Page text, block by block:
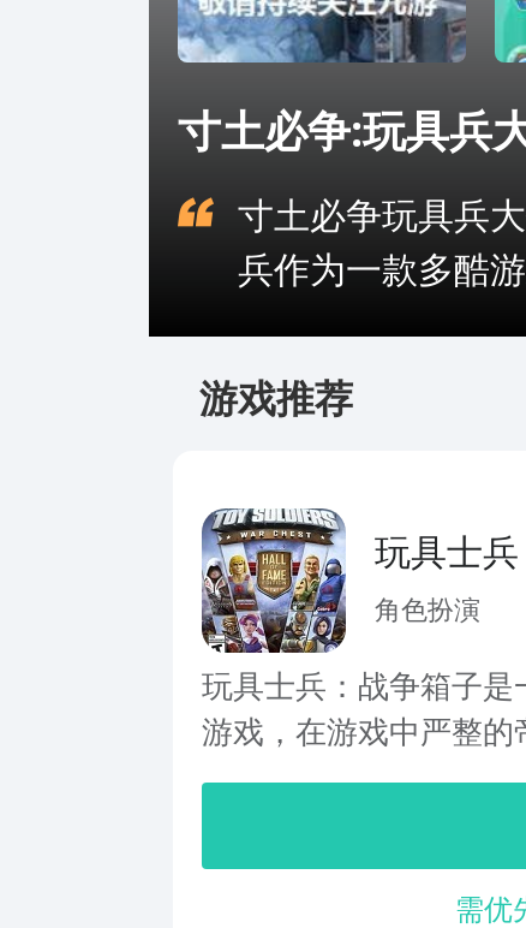
寸土必争:玩具兵
寸土必争玩具兵
兵作为一款多酷
游戏推荐
玩具士
子
角色扮演
玩具士兵：战争箱子
游戏，在游戏中严整
需优